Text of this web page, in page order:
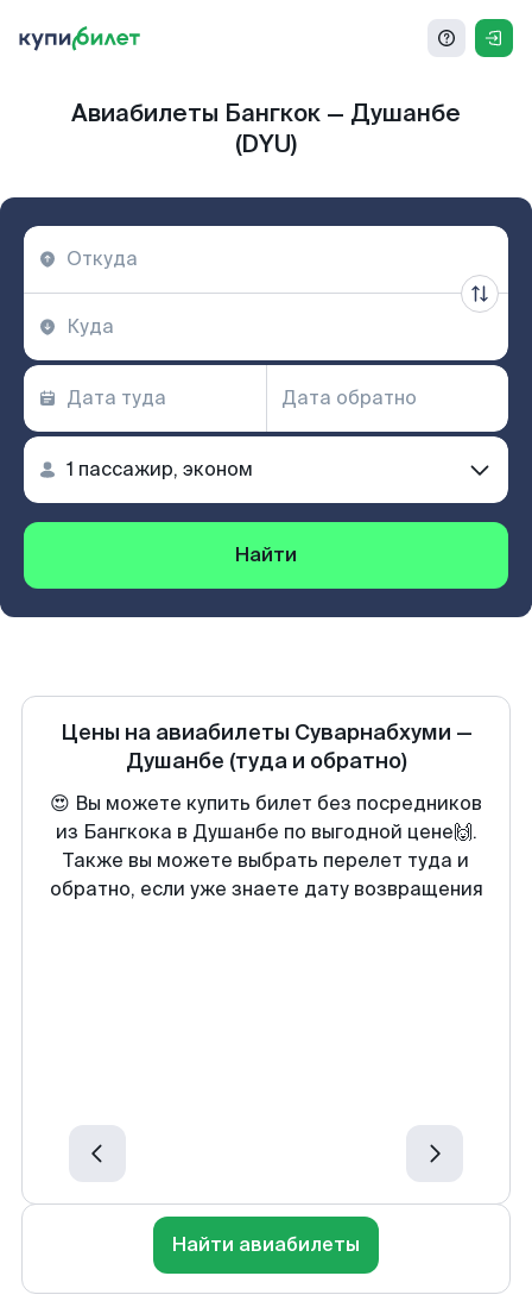
Авиабилеты Бангкок — Душанбе
(DYU)
Найти
Цены на авиабилеты Суварнабхуми —
Душанбе (туда и обратно)
😍 Вы можете купить билет без посредников
из Бангкока в Душанбе по выгодной цене🙌.
Также вы можете выбрать перелет туда и
обратно, если уже знаете дату возвращения
Найти авиабилеты